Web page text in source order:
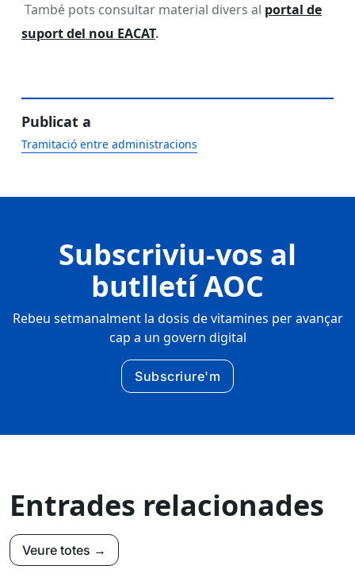
També pots consultar material divers al portal de
suport del nou EACAT.
Publicat a
Tramitació entre administracions
Subscriviu-vos al
butlletí AOC
Rebeu setmanalment la dosis de vitamines per avançar
cap a un govern digital
Subscriure'm
Entrades relacionades
Veure totes →